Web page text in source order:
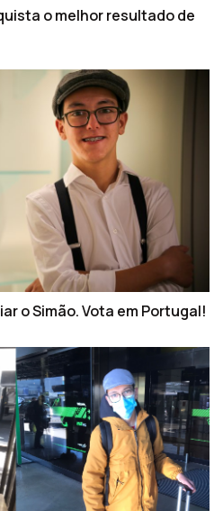
o melhor resultado de
o Simão. Vota em Portugal!